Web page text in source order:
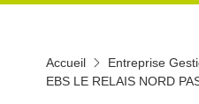
Accueil Entreprise
EBS LE RELAIS NORD